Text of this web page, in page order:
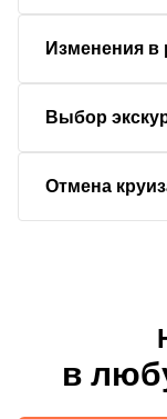
Изменения в
Выбор
Отмена
в